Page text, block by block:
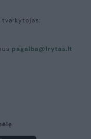
tvarkytojas:
pagalba@lrytas.lt